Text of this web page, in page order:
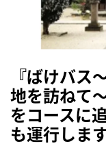
『ばけバス
地を訪ねて
をコースに
も運行しま